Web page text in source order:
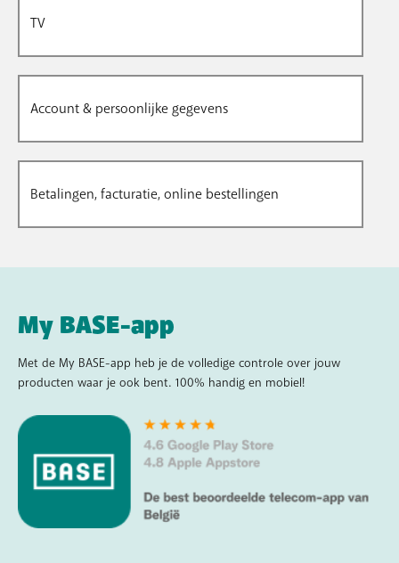
TV
Account & persoonlijke gegevens
Betalingen, facturatie, online bestellingen
My BASE-app
Met de My BASE-app heb je de volledige controle over jouw
producten waar je ook bent. 100% handig en mobiel!